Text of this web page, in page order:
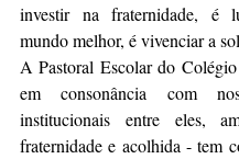
investir na fraternidade, é
mundo melhor, é vivenciar a
A Pastoral Escolar do
em consonância com
institucionais entre eles,
fraternidade e acolhida - tem